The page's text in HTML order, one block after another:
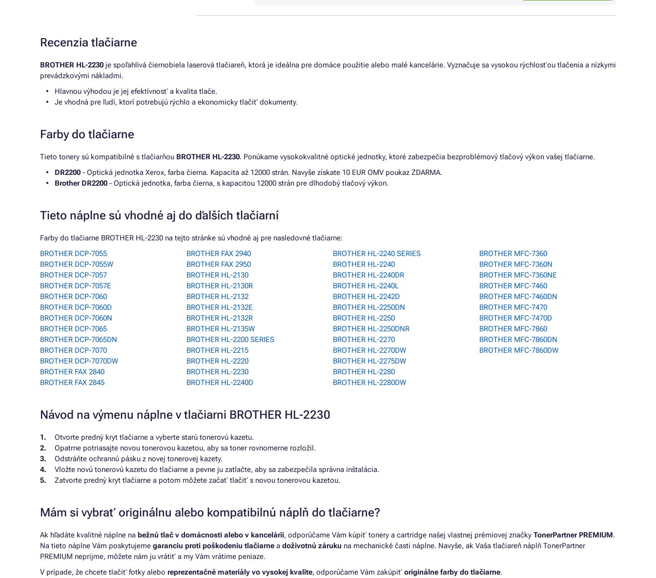
Recenzia tlačiarne
BROTHER HL-2230 je spoľahlivá čiernobiela laserová tlačiareň, ktorá je ideálna pre domáce použitie alebo malé kancelárie. Vyznačuje sa vysokou rýchlosťou tlačenia a nízkymi
prevádzkovými nákladmi.
Hlavnou výhodou je jej efektívnosť a kvalita tlače.
Je vhodná pre ľudí, ktorí potrebujú rýchlo a ekonomicky tlačiť dokumenty.
Farby do tlačiarne
Tieto tonery sú kompatibilné s tlačiarňou BROTHER HL-2230. Ponúkame vysokokvalitné optické jednotky, ktoré zabezpečia bezproblémový tlačový výkon vašej tlačiarne.
DR2200 - Optická jednotka Xerox, farba čierna. Kapacita až 12000 strán. Navyše získate 10 EUR OMV poukaz ZDARMA.
Brother DR2200 - Optická jednotka, farba čierna, s kapacitou 12000 strán pre dlhodobý tlačový výkon.
Tieto náplne sú vhodné aj do ďalších tlačiarní
Farby do tlačiarne BROTHER HL-2230 na tejto stránke sú vhodné aj pre nasledovné tlačiarne:
BROTHER DCP-7055
BROTHER DCP-7055W
BROTHER DCP-7057
BROTHER DCP-7057E
BROTHER DCP-7060
BROTHER DCP-7060D
BROTHER DCP-7060N
BROTHER DCP-7065
BROTHER DCP-7065DN
BROTHER DCP-7070
BROTHER DCP-7070DW
BROTHER FAX 2840
BROTHER FAX 2845
BROTHER FAX 2940
BROTHER FAX 2950
BROTHER HL-2130
BROTHER HL-2130R
BROTHER HL-2132
BROTHER HL-2132E
BROTHER HL-2132R
BROTHER HL-2135W
BROTHER HL-2200 SERIES
BROTHER HL-2215
BROTHER HL-2220
BROTHER HL-2230
BROTHER HL-2240D
BROTHER HL-2240 SERIES
BROTHER HL-2240
BROTHER HL-2240DR
BROTHER HL-2240L
BROTHER HL-2242D
BROTHER HL-2250DN
BROTHER HL-2250
BROTHER HL-2250DNR
BROTHER HL-2270
BROTHER HL-2270DW
BROTHER HL-2275DW
BROTHER HL-2280
BROTHER HL-2280DW
BROTHER MFC-7360
BROTHER MFC-7360N
BROTHER MFC-7360NE
BROTHER MFC-7460
BROTHER MFC-7460DN
BROTHER MFC-7470
BROTHER MFC-7470D
BROTHER MFC-7860
BROTHER MFC-7860DN
BROTHER MFC-7860DW
Návod na výmenu náplne v tlačiarni BROTHER HL-2230
Otvorte predný kryt tlačiarne a vyberte starú tonerovú kazetu.
Opatrne potriasajte novou tonerovou kazetou, aby sa toner rovnomerne rozložil.
Odstráňte ochrannú pásku z novej tonerovej kazety.
Vložte novú tonerovú kazetu do tlačiarne a pevne ju zatlačte, aby sa zabezpečila správna inštalácia.
Zatvorte predný kryt tlačiarne a potom môžete začať tlačiť s novou tonerovou kazetou.
Mám si vybrať originálnu alebo kompatibilnú náplň do tlačiarne?
Ak hľadáte kvalitné náplne na bežnú tlač v domácnosti alebo v kancelárii, odporúčame Vám kúpiť tonery a cartridge našej vlastnej prémiovej značky TonerPartner PREMIUM.
Na tieto náplne Vám poskytujeme garanciu proti poškodeniu tlačiarne a doživotnú záruku na mechanické časti náplne. Navyše, ak Vaša tlačiareň náplň TonerPartner
PREMIUM neprijme, môžete nám ju vrátiť a my Vám vrátime peniaze.
V prípade, že chcete tlačiť fotky alebo reprezentačné materiály vo vysokej kvalite, odporúčame Vám zakúpiť originálne farby do tlačiarne.